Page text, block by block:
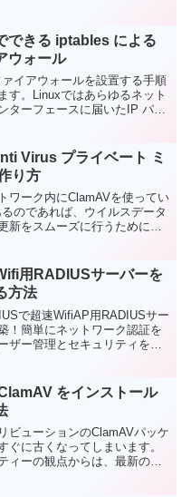
ンストールする方法を解説し
できる iptables による
ウォール
ァイアウォールを設置する手順
す。Linuxではあらゆるネット
ターフェースに届いたIP パケ
す。Virus プライベート ミ
り方
ワーク内にClamAVを使ってい
のであれば、ウイルスデータ
新をスムーズに行うためにプ
る恩恵を享受しましょう。
用RADIUSサーバーを
方法
で超速WifiAP用RADIUSサー
！簡単にネットワーク認証を
ザー管理とセキュリティを強
をインストール
ビューションのClamAVパッケ
ぐに古くなってしまいます。
ィーの観点からは、最新のも